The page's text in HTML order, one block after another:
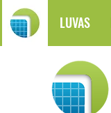
LUVAS